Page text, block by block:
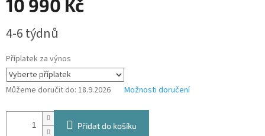
10 990 Kč
cena:
4-6 týdnů
Příplatek za výnos
Můžeme doručit do: 18.9.2026 Možnosti doručení
Přidat do košíku